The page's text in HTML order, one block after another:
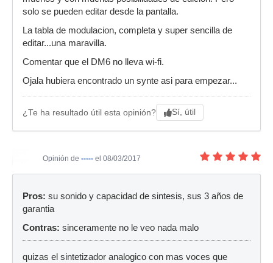
solo se pueden editar desde la pantalla.
La tabla de modulacion, completa y super sencilla de
editar...una maravilla.
Comentar que el DM6 no lleva wi-fi.
Ojala hubiera encontrado un synte asi para empezar...
¿Te ha resultado útil esta opinión? Sí, útil
Opinión de ----- el 08/03/2017
Pros: su sonido y capacidad de sintesis, sus 3 años de
garantia
Contras: sinceramente no le veo nada malo
quizas el sintetizador analogico con mas voces que